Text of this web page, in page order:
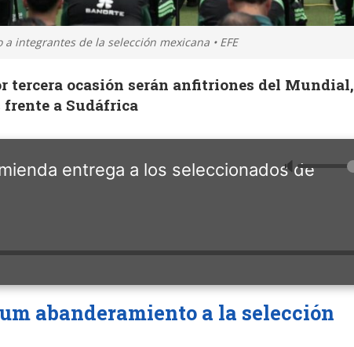
integrantes de la selección mexicana • EFE
tercera ocasión serán anfitriones del Mundial,
frente a Sudáfrica
entrega a los seleccionados de
🔈
abanderamiento a la selección